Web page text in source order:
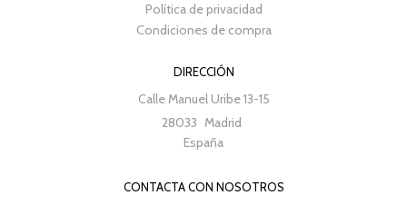
Política de privacidad
Condiciones de compra
DIRECCIÓN
Calle Manuel Uribe 13-15
28033 Madrid
España
CONTACTA CON NOSOTROS